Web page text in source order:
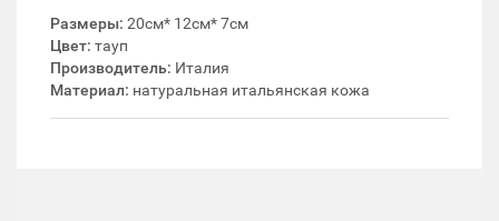
Размеры: 20см* 12см* 7см
Цвет: тауп
Производитель: Италия
Материал: натуральная итальянская кожа